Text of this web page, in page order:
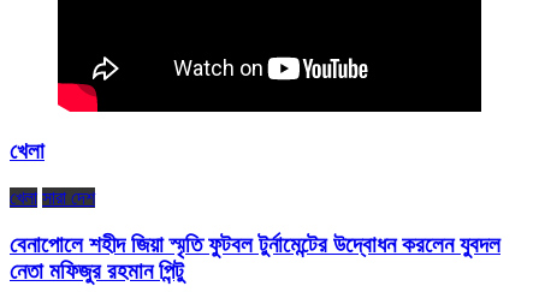
খেলা
খেলা সারা দেশ
বেনাপোলে শহীদ জিয়া স্মৃতি ফুটবল টুর্নামেন্টের উদ্বোধন করলেন যুবদল
নেতা মফিজুর রহমান পিন্টু